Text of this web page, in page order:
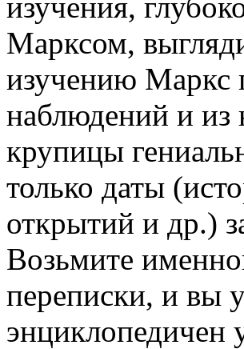
Марксом,
изучению Маркс
наблюдений и из
крупицы
только даты
открытий и др.)
Возьмите
переписки, и вы
энциклопедичен